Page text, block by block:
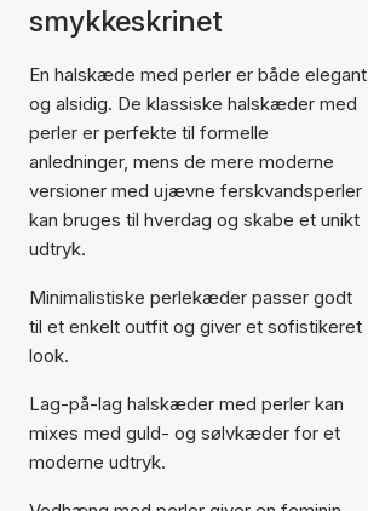
smykkeskrinet
En halskæde med perler er både elegant
og alsidig. De klassiske halskæder med
perler er perfekte til formelle
anledninger, mens de mere moderne
versioner med ujævne ferskvandsperler
kan bruges til hverdag og skabe et unikt
udtryk.
Minimalistiske perlekæder passer godt
til et enkelt outfit og giver et sofistikeret
look.
Lag-på-lag halskæder med perler kan
mixes med guld- og sølvkæder for et
moderne udtryk.